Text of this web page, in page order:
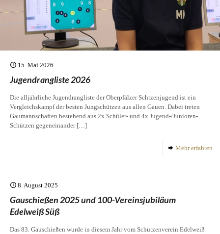
15. Mai 2026
Jugendrangliste 2026
Die alljährliche Jugendrangliste der Oberpfälzer Schtzenjugend ist ein
Vergleichskampf der besten Jungschützen aus allen Gauen. Dabei treten
Gaumannschaften bestehend aus 2x Schüler- und 4x Jugend-/Junioren-
Schützen gegeneinander[…]
Mehr erfahren
8. August 2025
Gauschießen 2025 und 100-Vereinsjubiläum
Edelweiß Süß
Das 83. Gauschießen wurde in diesem Jahr vom Schützenverein Edelweiß